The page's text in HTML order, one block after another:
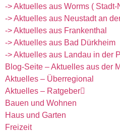
-> Aktuelles aus Worms ( Stadt-
-> Aktuelles aus Neustadt an
-> Aktuelles aus Frankenthal
-> Aktuelles aus Bad Dürkheim
-> Aktuelles aus Landau in der
Blog-Seite – Aktuelles aus der
Aktuelles – Überregional
Aktuelles – Ratgeber
Bauen und Wohnen
Haus und Garten
Freizeit